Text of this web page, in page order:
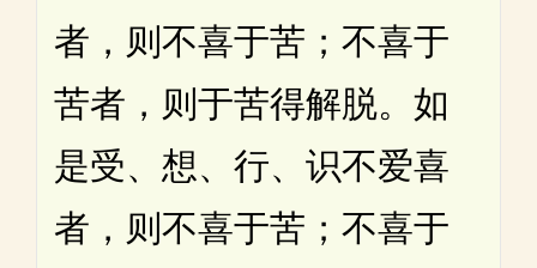
者，则不喜于苦；不喜于
苦者，则于苦得解脱。如
是受、想、行、识不爱喜
者，则不喜于苦；不喜于